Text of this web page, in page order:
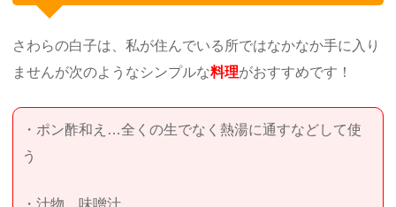
さわらの白子は、私が住んでいる所ではなかなか手に入り
ませんが次のようなシンプルな料理がおすすめです！
・ポン酢和え…全くの生でなく熱湯に通すなどして使
う